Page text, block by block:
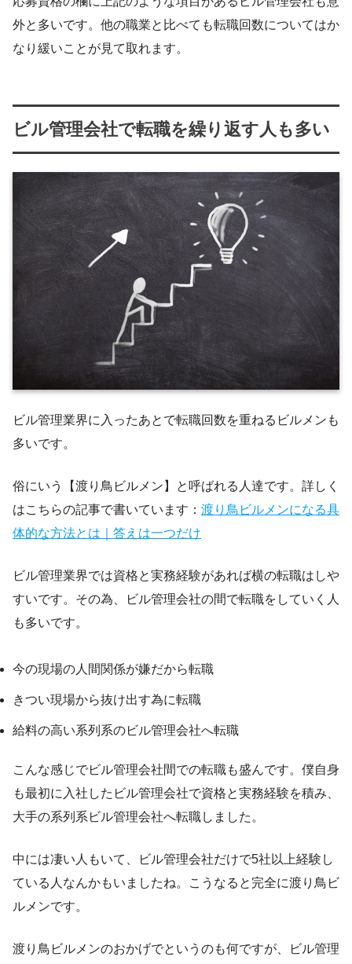
外と多いです。他の職業と比べても転職回数についてはか
なり緩いことが見て取れます。
ビル管理会社で転職を繰り返す人も多い
ビル管理業界に入ったあとで転職回数を重ねるビルメンも
多いです。
俗にいう【渡り鳥ビルメン】と呼ばれる人達です。詳しく
はこちらの記事で書いています： 渡り鳥ビルメンになる具
体的な方法とは｜答えは一つだけ
ビル管理業界では資格と実務経験があれば横の転職はしや
すいです。その為、ビル管理会社の間で転職をしていく人
も多いです。
今の現場の人間関係が嫌だから転職
きつい現場から抜け出す為に転職
給料の高い系列系のビル管理会社へ転職
こんな感じでビル管理会社間での転職も盛んです。僕自身
も最初に入社したビル管理会社で資格と実務経験を積み、
大手の系列系ビル管理会社へ転職しました。
中には凄い人もいて、ビル管理会社だけで5社以上経験し
ている人なんかもいましたね。こうなると完全に渡り鳥ビ
ルメンです。
渡り鳥ビルメンのおかげでというのも何ですが、ビル管理